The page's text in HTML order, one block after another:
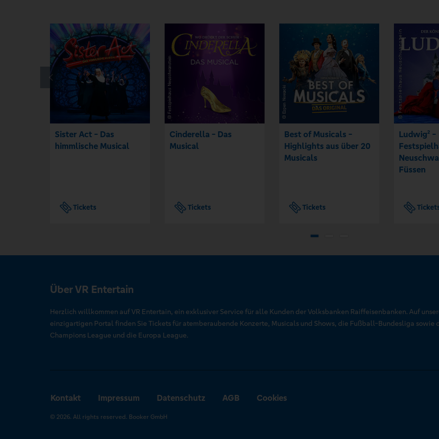
Sister Act - Das
himmlische Musical
Tickets
Cinderella - Das
Musical
Tickets
Best of Musicals -
Highlights aus über 20
Musicals
Tickets
Ludwig² -
Füssen
Über VR Entertain
Herzlich willkommen auf VR Entertain, ein exklusiver Service für alle Kunden der Volksbanken Raiffeisenbanken. Auf
einzigartigen Portal finden Sie Tickets für atemberaubende Konzerte, Musicals und Shows, die Fußball-Bundesliga sowie
Champions League und die Europa League.
Kontakt Impressum Datenschutz AGB Cookies
© 2026. All rights reserved. Booker GmbH